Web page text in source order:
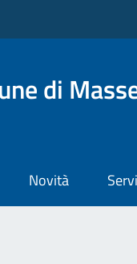
di
Novità